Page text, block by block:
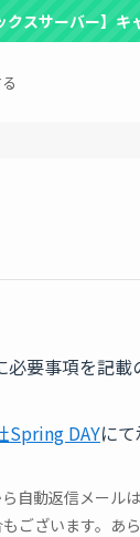
クスサーバー】
要事項を記載
Spring DAYに
動返信メールは
ございます。あ